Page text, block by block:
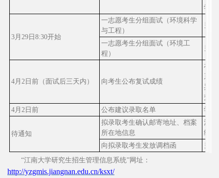
学院
3 月 29日 8:30开始
一志愿考生分组面试 （环境科学
与工程）
另
一志愿考生分组面试 （环境工
程）
另
4 月 2 日前（面试后三天内） 向考生公布复试成绩
在江
系
异议
交成
4 月 2 日前 公布建议录取名单 学院
待通知
拟录取考生确认邮寄地址、档案
所在地信息
江南
统
向拟录取考生发放调档函
另
“江南大学研究生招生管理信息系统”网址：
http://yzgmis.jiangnan.edu.cn/ksxt/